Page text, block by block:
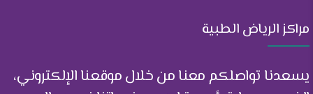
مراكز الرياض الطبية
يسعدنا تواصلكم معنا من خلال موقعنا الإلكتروني،